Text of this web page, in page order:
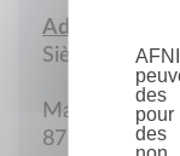
Adresse :
Siège social
Mairie
87 Rue du
des
pour
des